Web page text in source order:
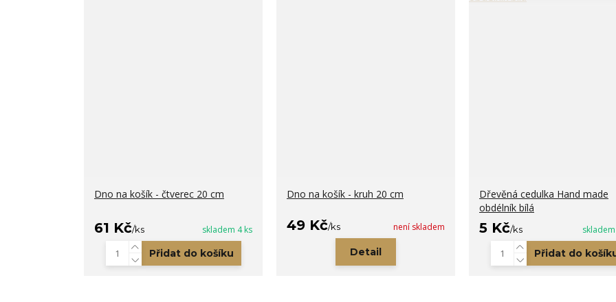
Dno na košík - čtverec 20 cm
61 Kč/ks skladem 4 ks
Přidat do košíku
Dno na košík - kruh 20 cm
49 Kč/ks není skladem
Detail
Dřevěná cedulka Hand made
obdélník bílá
5 Kč/ks
Přidat do